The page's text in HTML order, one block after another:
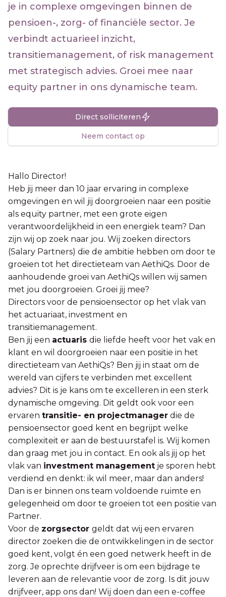
je in complexe omgevingen binnen de
pensioen-, zorg- of financiële sector. Je
verbindt actuarieel inzicht,
transitiemanagement, of risk management
met strategisch advies. Groei mee naar
equity partner in ons dynamische team.
Direct solliciteren
Neem contact op
Hallo Director!
Heb jij meer dan 10 jaar ervaring in complexe
omgevingen en wil jij doorgroeien naar een positie
als equity partner, met een grote eigen
verantwoordelijkheid in een energiek team? Dan
zijn wij op zoek naar jou. Wij zoeken directors
(Salary Partners) die de ambitie hebben om door te
groeien tot het directieteam van AethiQs. Door de
aanhoudende groei van AethiQs willen wij samen
met jou doorgroeien. Groei jij mee?
Directors voor de pensioensector op het vlak van
het actuariaat, investment en
transitiemanagement.
Ben jij een actuaris die liefde heeft voor het vak en
klant en wil doorgroeien naar een positie in het
directieteam van AethiQs? Ben jij in staat om de
wereld van cijfers te verbinden met excellent
advies? Dit is je kans om te excelleren in een sterk
dynamische omgeving. Dit geldt ook voor een
ervaren transitie- en projectmanager die de
pensioensector goed kent en begrijpt welke
complexiteit er aan de bestuurstafel is. Wij komen
dan graag met jou in contact. En ook als jij op het
vlak van investment management je sporen hebt
verdiend en denkt: ik wil meer, maar dan anders!
Dan is er binnen ons team voldoende ruimte en
gelegenheid om door te groeien tot een positie van
Partner.
Voor de zorgsector geldt dat wij een ervaren
director zoeken die de ontwikkelingen in de sector
goed kent, volgt én een goed netwerk heeft in de
zorg. Je oprechte drijfveer is om een bijdrage te
leveren aan de relevantie voor de zorg. Is dit jouw
drijfveer, app ons dan! Wij doen dan een e-coffee